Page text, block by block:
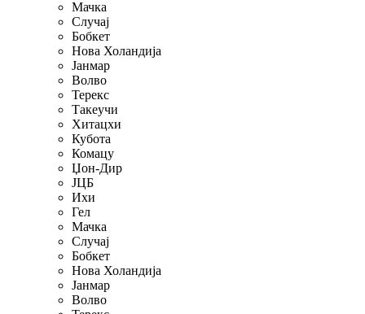
Мачка
Случај
Бобкет
Нова Холандија
Јанмар
Волво
Терекс
Такеучи
Хитацхи
Кубота
Комацу
Џон-Дир
ЈЦБ
Ихи
Гел
Мачка
Случај
Бобкет
Нова Холандија
Јанмар
Волво